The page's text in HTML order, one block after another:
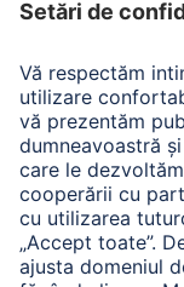
A.N.P.C.
A.N.P.C. SAL
Companie
Istoria